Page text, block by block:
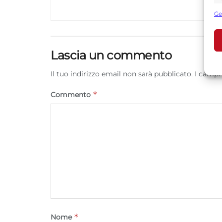
Lascia un commento
Il tuo indirizzo email non sarà pubblicato. I
Commento *
Nome *